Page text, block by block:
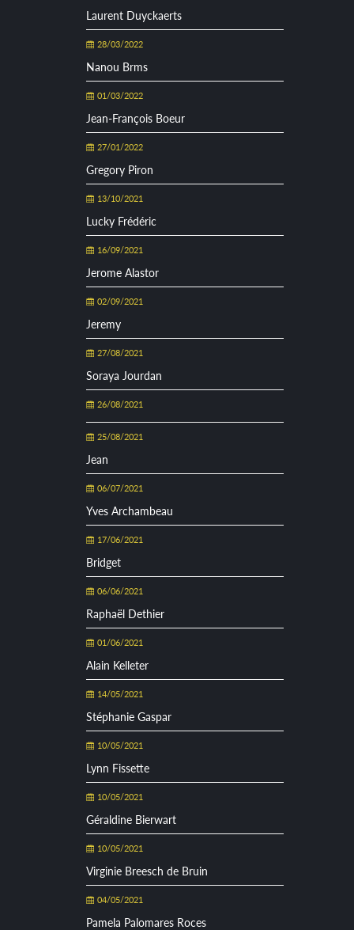
Laurent Duyckaerts
28/03/2022
Nanou Brms
01/03/2022
Jean-François Boeur
27/01/2022
Gregory Piron
13/10/2021
Lucky Frédéric
16/09/2021
Jerome Alastor
02/09/2021
Jeremy
27/08/2021
Soraya Jourdan
26/08/2021
25/08/2021
Jean
06/07/2021
Yves Archambeau
17/06/2021
Bridget
06/06/2021
Raphaël Dethier
01/06/2021
Alain Kelleter
14/05/2021
Stéphanie Gaspar
10/05/2021
Lynn Fissette
10/05/2021
Géraldine Bierwart
10/05/2021
Virginie Breesch de Bruin
04/05/2021
Pamela Palomares Roces